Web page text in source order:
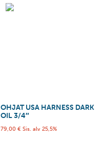
OHJAT USA HARNESS DARK
OIL 3/4″
79,00 € Sis. alv 25,5%